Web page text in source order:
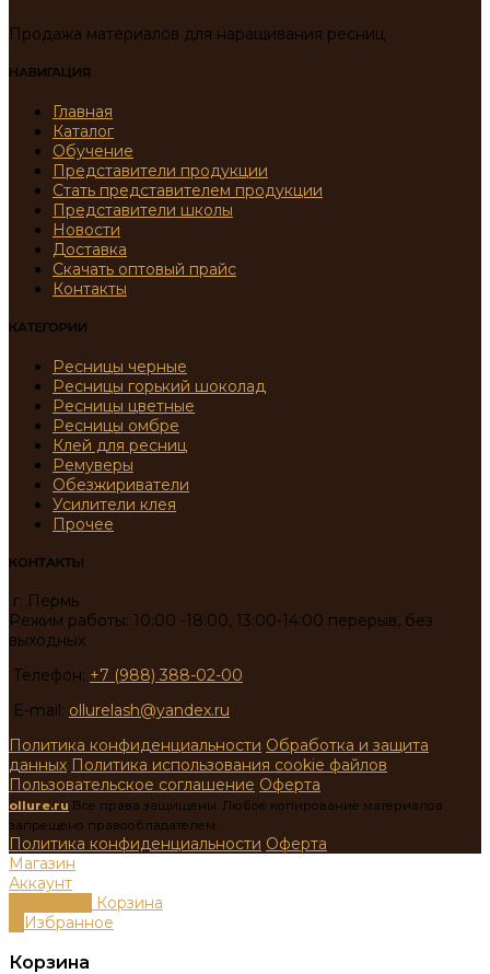
Продажа материалов для наращивания ресниц
НАВИГАЦИЯ
Главная
Каталог
Обучение
Представители продукции
Стать представителем продукции
Представители школы
Новости
Доставка
Скачать оптовый прайс
Контакты
КАТЕГОРИИ
Ресницы черные
Ресницы горький шоколад
Ресницы цветные
Ресницы омбре
Клей для ресниц
Ремуверы
Обезжириватели
Усилители клея
Прочее
КОНТАКТЫ
г. Пермь
Режим работы: 10:00 -18:00, 13:00-14:00 перерыв, без
выходных
Телефон: +7 (988) 388-02-00
E-mail: ollurelash@yandex.ru
Политика конфиденциальности Обработка и защита
данных Политика использования cookie файлов
Пользовательское соглашение Оферта
ollure.ru Все права защищены. Любое копирование материалов
запрещено правообладателем.
Политика конфиденциальности Оферта
Магазин
Аккаунт
Корзина
Избранное
Корзина